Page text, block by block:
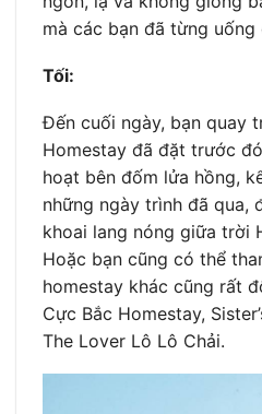
mà các bạn đã từng uống
Tối:
Đến cuối ngày, bạn quay
Homestay đã đặt trước
hoạt bên đốm lửa hồng,
những ngày trình đã qua,
khoai lang nóng giữa trời
Hoặc bạn cũng có thể
homestay khác cũng rất
Cực Bắc Homestay,
The Lover Lô Lô Chải.